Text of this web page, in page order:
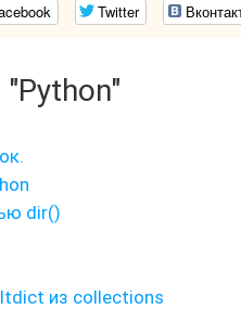
Twitter
dir()
из collections